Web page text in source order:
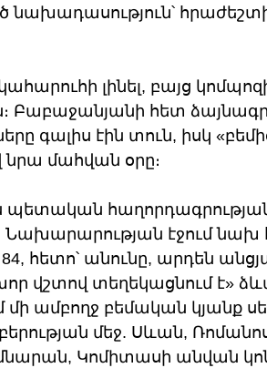
նախադասություն՝
լինել, բայց
Բաբաջանյանի հետ
գալիս էին տուն, իսկ
մահվան օրը։
պետական
Նախարարության էջում նախ
84, հետո՝ անունը, արդեն
վշտով տեղեկացնում է»
մի ամբողջ բեմական կյանք
մեջ. Սևան,
Կոմիտասի անվան